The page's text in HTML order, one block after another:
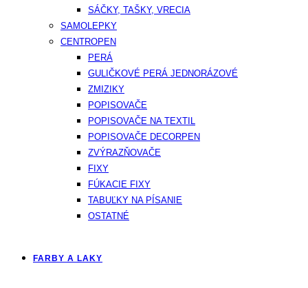
SÁČKY, TAŠKY, VRECIA
SAMOLEPKY
CENTROPEN
PERÁ
GULIČKOVÉ PERÁ JEDNORÁZOVÉ
ZMIZIKY
POPISOVAČE
POPISOVAČE NA TEXTIL
POPISOVAČE DECORPEN
ZVÝRAZŇOVAČE
FIXY
FÚKACIE FIXY
TABUĽKY NA PÍSANIE
OSTATNÉ
FARBY A LAKY